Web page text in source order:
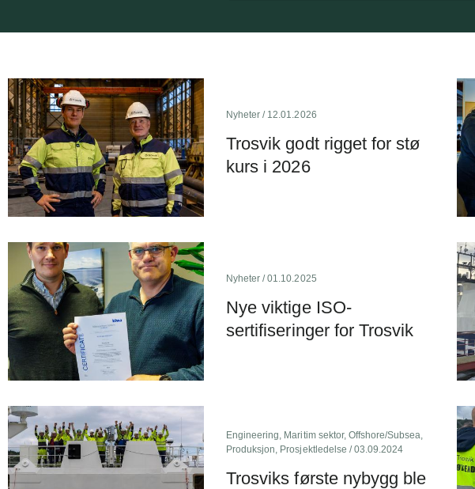
Nyheter / 12.01.2026
Trosvik godt rigget for stø
kurs i 2026
Nyheter / 01.10.2025
Nye viktige ISO-
sertifiseringer for Trosvik
Engineering Maritim sektor, Offshore/Subsea
Produksjon Prosjektledelse / 03.09.2024
Trosviks første nybygg ble